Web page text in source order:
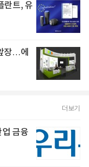
란트, 유
장…에
더보기
금융